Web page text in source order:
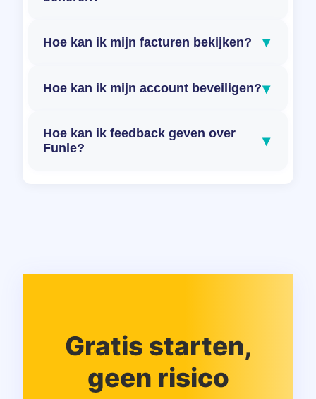
Hoe kan ik mijn facturen bekijken? ▾
Hoe kan ik mijn account beveiligen?▾
Hoe kan ik feedback geven over
Funle?
▾
Gratis starten,
geen risico